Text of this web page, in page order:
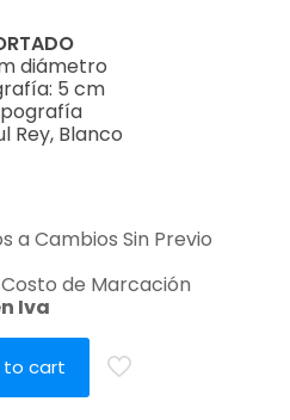
diámetro
5 cm
Rey, Blanco
a Cambios Sin Previo
de Marcación
Iva
to cart